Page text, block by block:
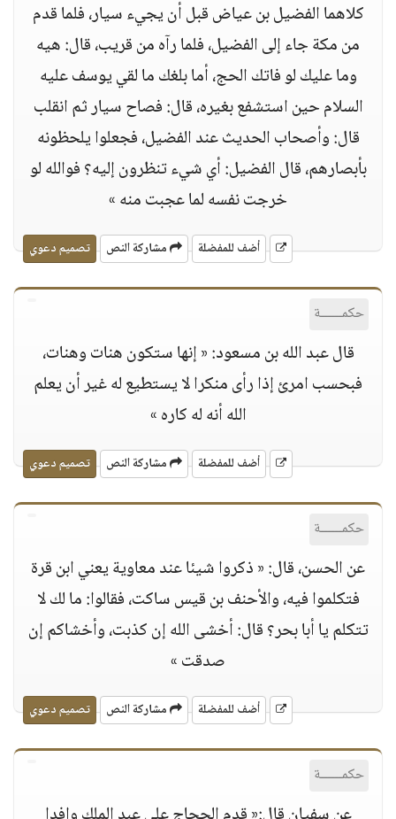
كلاهما الفضيل بن عياض قبل أن يجيء سيار، فلما قدم
من مكة جاء إلى الفضيل، فلما رآه من قريب، قال: هيه
وما عليك لو فاتك الحج، أما بلغك ما لقي يوسف عليه
السلام حين استشفع بغيره، قال: فصاح سيار ثم انقلب
قال: وأصحاب الحديث عند الفضيل، فجعلوا يلحظونه
بأبصارهم، قال الفضيل: أي شيء تنظرون إليه؟ فوالله لو
خرجت نفسه لما عجبت منه »
أضف للمفضلة مشاركة النص تصميم دعوي
حكمــــــة
قال عبد الله بن مسعود: « إنها ستكون هنات وهنات،
فبحسب امرئ إذا رأى منكرا لا يستطيع له غير أن يعلم
الله أنه له كاره »
أضف للمفضلة مشاركة النص تصميم دعوي
حكمــــــة
عن الحسن، قال: « ذكروا شيئا عند معاوية يعني ابن قرة
فتكلموا فيه، والأحنف بن قيس ساكت، فقالوا: ما لك لا
تتكلم يا أبا بحر؟ قال: أخشى الله إن كذبت، وأخشاكم إن
صدقت »
أضف للمفضلة مشاركة النص تصميم دعوي
حكمــــــة